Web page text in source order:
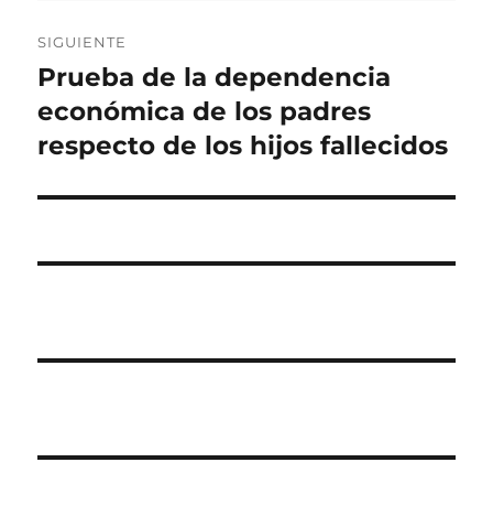
SIGUIENTE
Entrada
siguiente:
Prueba de la dependencia
económica de los padres
respecto de los hijos fallecidos